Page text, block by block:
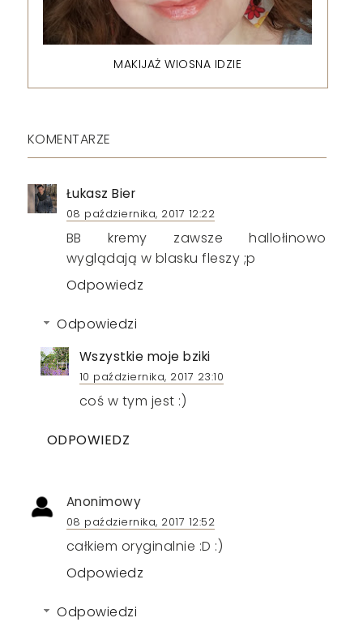
MAKIJAŻ WIOSNA IDZIE
KOMENTARZE
Łukasz Bier
08 października, 2017 12:22
BB kremy zawsze hallołinowo
wyglądają w blasku fleszy ;p
Odpowiedz
Odpowiedzi
Wszystkie moje bziki
10 października, 2017 23:10
coś w tym jest :)
ODPOWIEDZ
Anonimowy
08 października, 2017 12:52
całkiem oryginalnie :D :)
Odpowiedz
Odpowiedzi